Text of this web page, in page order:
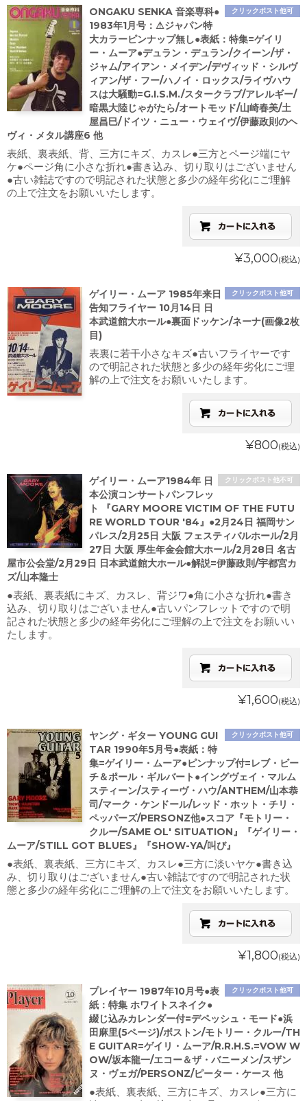
クリックポスト他可
ONGAKU SENKA 音楽専科●
1983年1月号：⚠ジャパン特
大カラーピンナップ無し●表紙：特集=ゲイリ
ー・ムーア●デュラン・デュラン/クイーン/ザ・
ジャム/アイアン・メイデン/デヴィッド・シルヴ
ィアン/ザ・フー/ハノイ・ロックス/ライヴハウ
スは大騒動=G.I.S.M./スタークラブ/アレルギー/
暗黒大陸じゃがたら/オートモッド/山崎春美/土
屋昌巳/ドイツ・ニュー・ウェイヴ/伊藤政則のヘ
ヴィ・メタル講座6 他
表紙、裏表紙、背、三方にキズ、カスレ●三方とページ端にヤ
ケ●ページ角に小さな折れ●書き込み、切り取りはございません
●古い雑誌ですので明記された状態と多少の経年劣化にご理解
の上で注文をお願いいたします。
¥3,000(税込)
クリックポスト他可
ゲイリー・ムーア 1985年来日
告知フライヤー 10月14日 日
本武道館大ホール●裏面ドッケン/ネーナ(画像2枚
目)
表裏に若干小さなキズ●古いフライヤーです
ので明記された状態と多少の経年劣化にご理
解の上で注文をお願いいたします。
¥800(税込)
クリックポスト他不可
ゲイリー・ムーア1984年 日
本公演コンサートパンフレッ
ト 『GARY MOORE VICTIM OF THE FUTU
RE WORLD TOUR '84』●2月24日 福岡サン
パレス/2月25日 大阪 フェスティバルホール/2月
27日 大阪 厚生年金会館大ホール/2月28日 名古
屋市公会堂/2月29日 日本武道館大ホール●解説=伊藤政則/宇都宮カ
ズ/山本隆士
●表紙、裏表紙にキズ、カスレ、背ジワ●角に小さな折れ●書き
込み、切り取りはございません●古いパンフレットですので明
記された状態と多少の経年劣化にご理解の上で注文をお願いい
たします。
¥1,600(税込)
クリックポスト他可
ヤング・ギター YOUNG GUI
TAR 1990年5月号●表紙：特
集=ゲイリー・ムーア●ピンナップ付=レブ・ビー
チ＆ポール・ギルバート●イングヴェイ・マルム
スティーン/スティーヴ・ハウ/ANTHEM/山本恭
司/マーク・ケンドール/レッド・ホット・チリ・
ペッパーズ/PERSONZ他●スコア『モトリー・
クルー/SAME OL' SITUATION』『ゲイリー・
ムーア/STILL GOT BLUES』『SHOW-YA/叫び』
●表紙、裏表紙、三方にキズ、カスレ●三方に淡いヤケ●書き込
み、切り取りはございません●古い雑誌ですので明記された状
態と多少の経年劣化にご理解の上で注文をお願いいたします。
¥1,800(税込)
クリックポスト他可
プレイヤー 1987年10月号●表
紙：特集 ホワイトスネイク●
綴じ込みカレンダー付=デペッシュ・モード●浜
田麻里(5ページ)/ボストン/モトリー・クルー/TH
E GUITAR=ゲイリ・ムーア/R.R.H.S.=VOW W
OW/坂本龍一/エコー＆ザ・バニーメン/スザン
ヌ・ヴェガ/PERSONZ/ピーター・ケース 他
●表紙、裏表紙、三方にキズ、カスレ●三方に